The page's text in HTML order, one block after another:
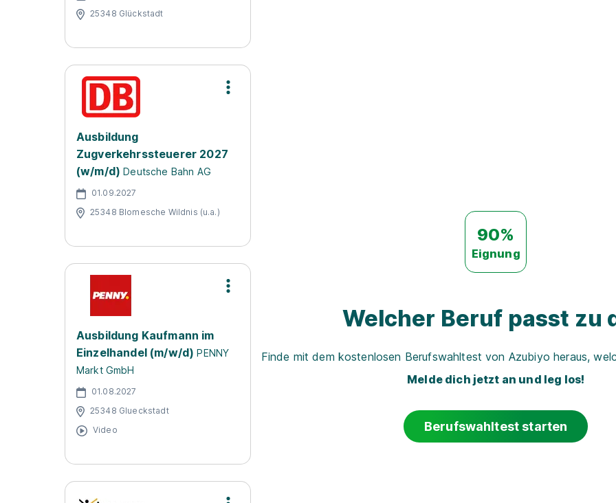
25348 Glückstadt
Ausbildung
Zugverkehrssteuerer 2027
(w/m/d) Deutsche Bahn AG
01.09.2027
25348 Blomesche Wildnis (u.a.)
Ausbildung Kaufmann im
Einzelhandel (m/w/d) PENNY
Markt GmbH
01.08.2027
25348 Glueckstadt
Video
90%
Eignung
Welcher Beruf passt zu
Finde mit dem kostenlosen Berufswahltest von Azubiyo heraus,
Melde dich jetzt an und leg los!
Berufswahltest starten